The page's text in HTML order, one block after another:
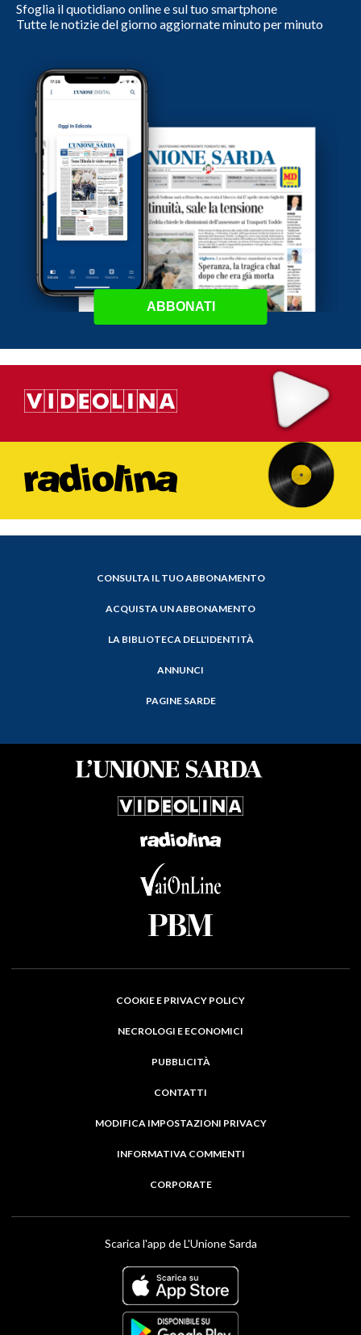
Sfoglia il quotidiano online e sul tuo smartphone
Tutte le notizie del giorno aggiornate minuto per minuto
ABBONATI
CONSULTA IL TUO ABBONAMENTO
ACQUISTA UN ABBONAMENTO
LA BIBLIOTECA DELL'IDENTITÀ
ANNUNCI
PAGINE SARDE
COOKIE E PRIVACY POLICY
NECROLOGI E ECONOMICI
PUBBLICITÀ
CONTATTI
MODIFICA IMPOSTAZIONI PRIVACY
INFORMATIVA COMMENTI
CORPORATE
Scarica l'app de L'Unione Sarda